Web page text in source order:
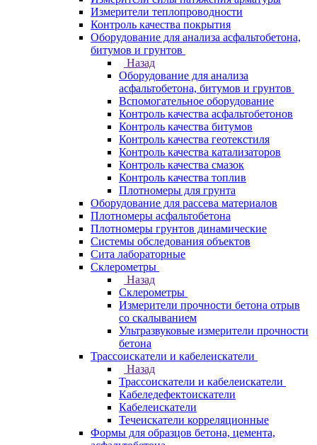
Измерители теплопроводности
Контроль качества покрытия
Оборудование для анализа асфальтобетона,
битумов и грунтов
Назад
Оборудование для анализа
асфальтобетона, битумов и грунтов
Вспомогательное оборудование
Контроль качества асфальтобетонов
Контроль качества битумов
Контроль качества геотекстиля
Контроль качества катализаторов
Контроль качества смазок
Контроль качества топлив
Плотномеры для грунта
Оборудование для рассева материалов
Плотномеры асфальтобетона
Плотномеры грунтов динамические
Системы обследования объектов
Сита лабораторные
Склерометры
Назад
Склерометры
Измерители прочности бетона отрыв
со скалыванием
Ультразвуковые измерители прочности
бетона
Трассоискатели и кабелеискатели
Назад
Трассоискатели и кабелеискатели
Кабеледефектоискатели
Кабелеискатели
Течеискатели корреляционные
Формы для образцов бетона, цемента,